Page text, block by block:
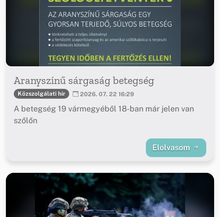
Aranyszínű sárgaság betegség
Közszolgálati hír 2026. 07. 22 16:29
A betegség 19 vármegyéből 18-ban már jelen van
szőlőn
Elolvasom